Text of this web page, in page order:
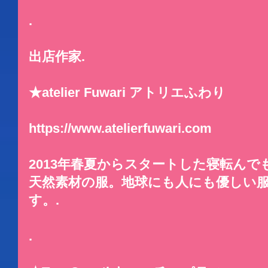
.
出店作家.
★atelier Fuwari アトリエふわり
https://www.atelierfuwari.com
2013年春夏からスタートした寝転んで
天然素材の服。地球にも人にも優しい
す。.
.